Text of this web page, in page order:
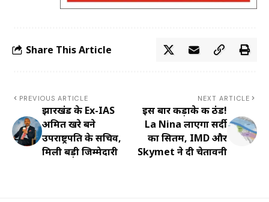
Share This Article
PREVIOUS ARTICLE
झारखंड के Ex-IAS
अमित खरे बने
उपराष्ट्रपति के सचिव,
मिली बड़ी जिम्मेदारी
NEXT ARTICLE
इस बार कड़ाके की ठंड!
La Nina लाएगा सर्दी
का सितम, IMD और
Skymet ने दी चेतावनी